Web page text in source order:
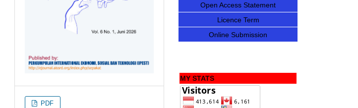
PDF
Open Access Statement
Licence Term
Online Submission
MY STATS